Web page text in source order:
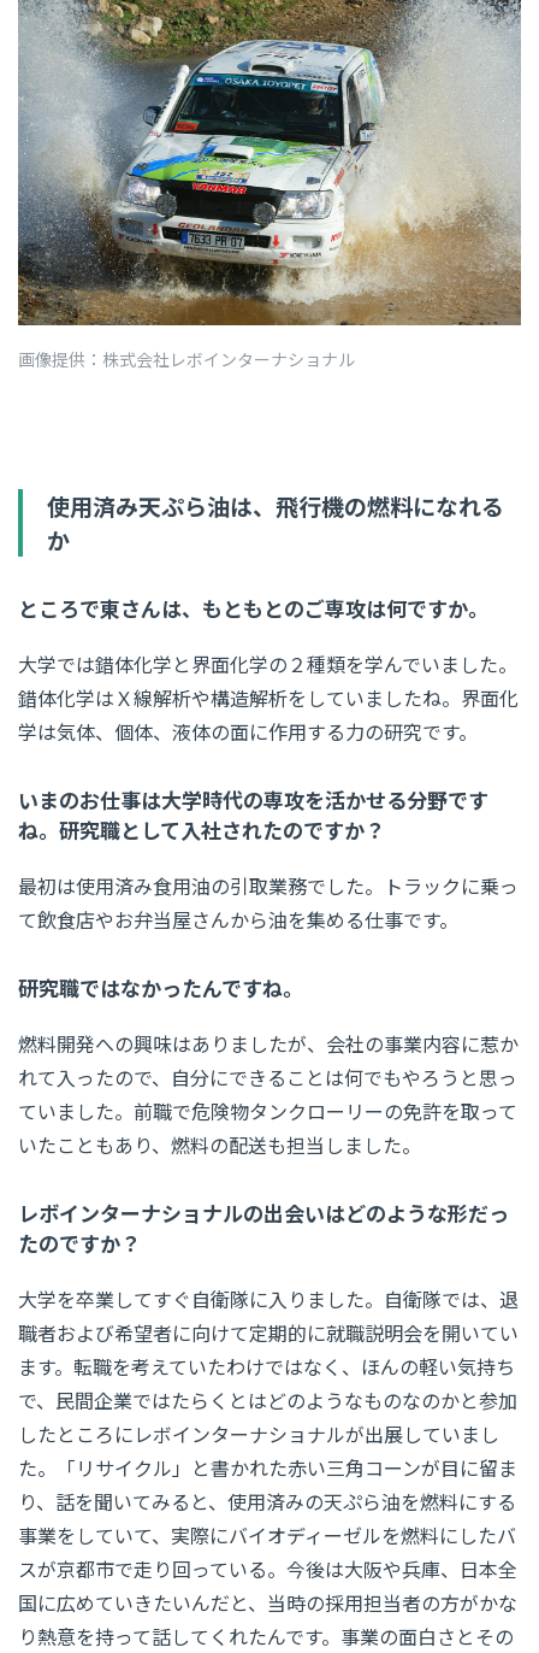
画像提供：株式会社レボインターナショナル
使用済み天ぷら油は、飛行機の燃料になれる
か
ところで東さんは、もともとのご専攻は何ですか。
大学では錯体化学と界面化学の２種類を学んでいました。
錯体化学はＸ線解析や構造解析をしていましたね。界面化
学は気体、個体、液体の面に作用する力の研究です。
いまのお仕事は大学時代の専攻を活かせる分野です
ね。研究職として入社されたのですか？
最初は使用済み食用油の引取業務でした。トラックに乗っ
て飲食店やお弁当屋さんから油を集める仕事です。
研究職ではなかったんですね。
燃料開発への興味はありましたが、会社の事業内容に惹か
れて入ったので、自分にできることは何でもやろうと思っ
ていました。前職で危険物タンクローリーの免許を取って
いたこともあり、燃料の配送も担当しました。
レボインターナショナルの出会いはどのような形だっ
たのですか？
大学を卒業してすぐ自衛隊に入りました。自衛隊では、退
職者および希望者に向けて定期的に就職説明会を開いてい
ます。転職を考えていたわけではなく、ほんの軽い気持ち
で、民間企業ではたらくとはどのようなものなのかと参加
したところにレボインターナショナルが出展していまし
た。「リサイクル」と書かれた赤い三角コーンが目に留ま
り、話を聞いてみると、使用済みの天ぷら油を燃料にする
事業をしていて、実際にバイオディーゼルを燃料にしたバ
スが京都市で走り回っている。今後は大阪や兵庫、日本全
国に広めていきたいんだと、当時の採用担当者の方がかな
り熱意を持って話してくれたんです。事業の面白さとその